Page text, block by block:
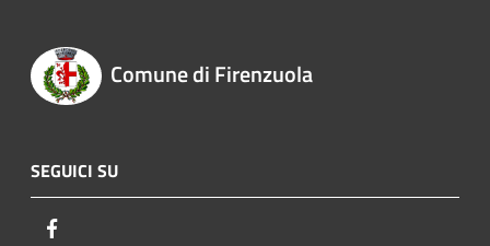
Comune di Firenzuola
SEGUICI SU